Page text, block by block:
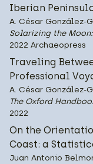
Iberian
A. César González-
Solarizing the
2022 Archaeopress
Traveling
Professional
A. César González-
The Oxford
2022
On the
Coast: a
Juan Antonio